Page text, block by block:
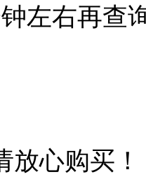
左右再查
心购买！